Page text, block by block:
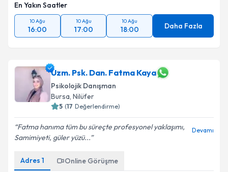
En Yakın Saatler
10 Ağu
16:00
10 Ağu
17:00
10 Ağu
18:00 Daha Fazla
Uzm. Psk. Dan. Fatma Kaya
Psikolojik Danışman
Bursa, Nilüfer
5 (17 Değerlendirme)
Fatma hanıma tüm bu süreçte profesyonel yaklaşımı,
Samimiyeti, güler yüzü...
Devamı
Adres 1 Online Görüşme